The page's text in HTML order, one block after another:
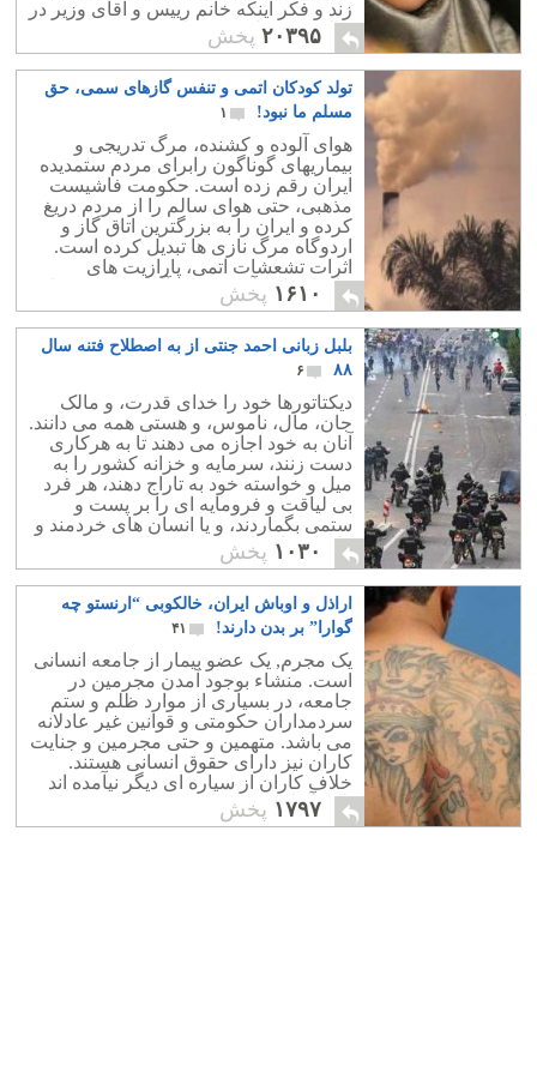
زند و فکر اینکه خانم رییس و آقای وزیر در
حال عشق بازی بوده اند، به ذهن هیچ کسی
خطور نمی کند.
۲۰۳۹۵ پخش
تولد کودکان اتمی و تنفس گازهای سمی، حق
مسلم ما نبود!
۱
هوای آلوده و کشنده، مرگ تدریجی و
بیماریهای گوناگون رابرای مردم ستمدیده
ایران رقم زده است. حکومت فاشیست
مذهبی، حتی هوای سالم را از مردم دریغ
کرده و ایران را به بزرگترین اتاق گاز و
اردوگاه مرگ نازی ها تبدیل کرده است.
اثرات تشعشات اتمی، پارازیت های
ماهواره ای، آب و هوای آلوده در همه جا به
چشم می خورد.
۱۶۱۰ پخش
بلبل زبانی احمد جنتی از به اصطلاح فتنه سال
۸۸
۶
دیکتاتورها خود را خدای قدرت، و مالک
جان، مال، ناموس، و هستی همه می دانند.
آنان به خود اجازه می دهند تا به هرکاری
دست زنند، سرمایه و خزانه کشور را به
میل و خواسته خود به تاراج دهند، هر فرد
بی لیاقت و فرومایه ای را بر پست و
ستمی بگماردند، و یا انسان های خردمند و
کاردان را بدنام و برکنار سازند.
۱۰۳۰ پخش
اراذل و اوباش ایران، خالکوبی “ارنستو چه
گوارا” بر بدن دارند!
۴۱
یک مجرم, یک عضو بیمار از جامعه انسانی
است. منشاء بوجود آمدن مجرمین در
جامعه، در بسیاری از موارد ظلم و ستم
سردمداران حکومتی و قوانین غیر عادلانه
می باشد. متهمین و حتی مجرمین و جنایت
کاران نیز دارای حقوق انسانی هستند.
خلاف کاران از سیاره ای دیگر نیآمده اند
بلکه آنها نیز فرزندان همین جامعه هستند.
۱۷۹۷ پخش